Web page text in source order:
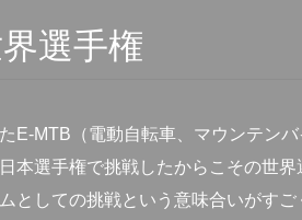
選手権
E-MTB（電動自転車、マウンテン
本選手権で挑戦したからこその世
としての挑戦という意味合いがすご